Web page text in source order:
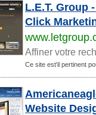
L.E.T. Group
Click
Affiner votre
Ce site est'il pertinent
Website